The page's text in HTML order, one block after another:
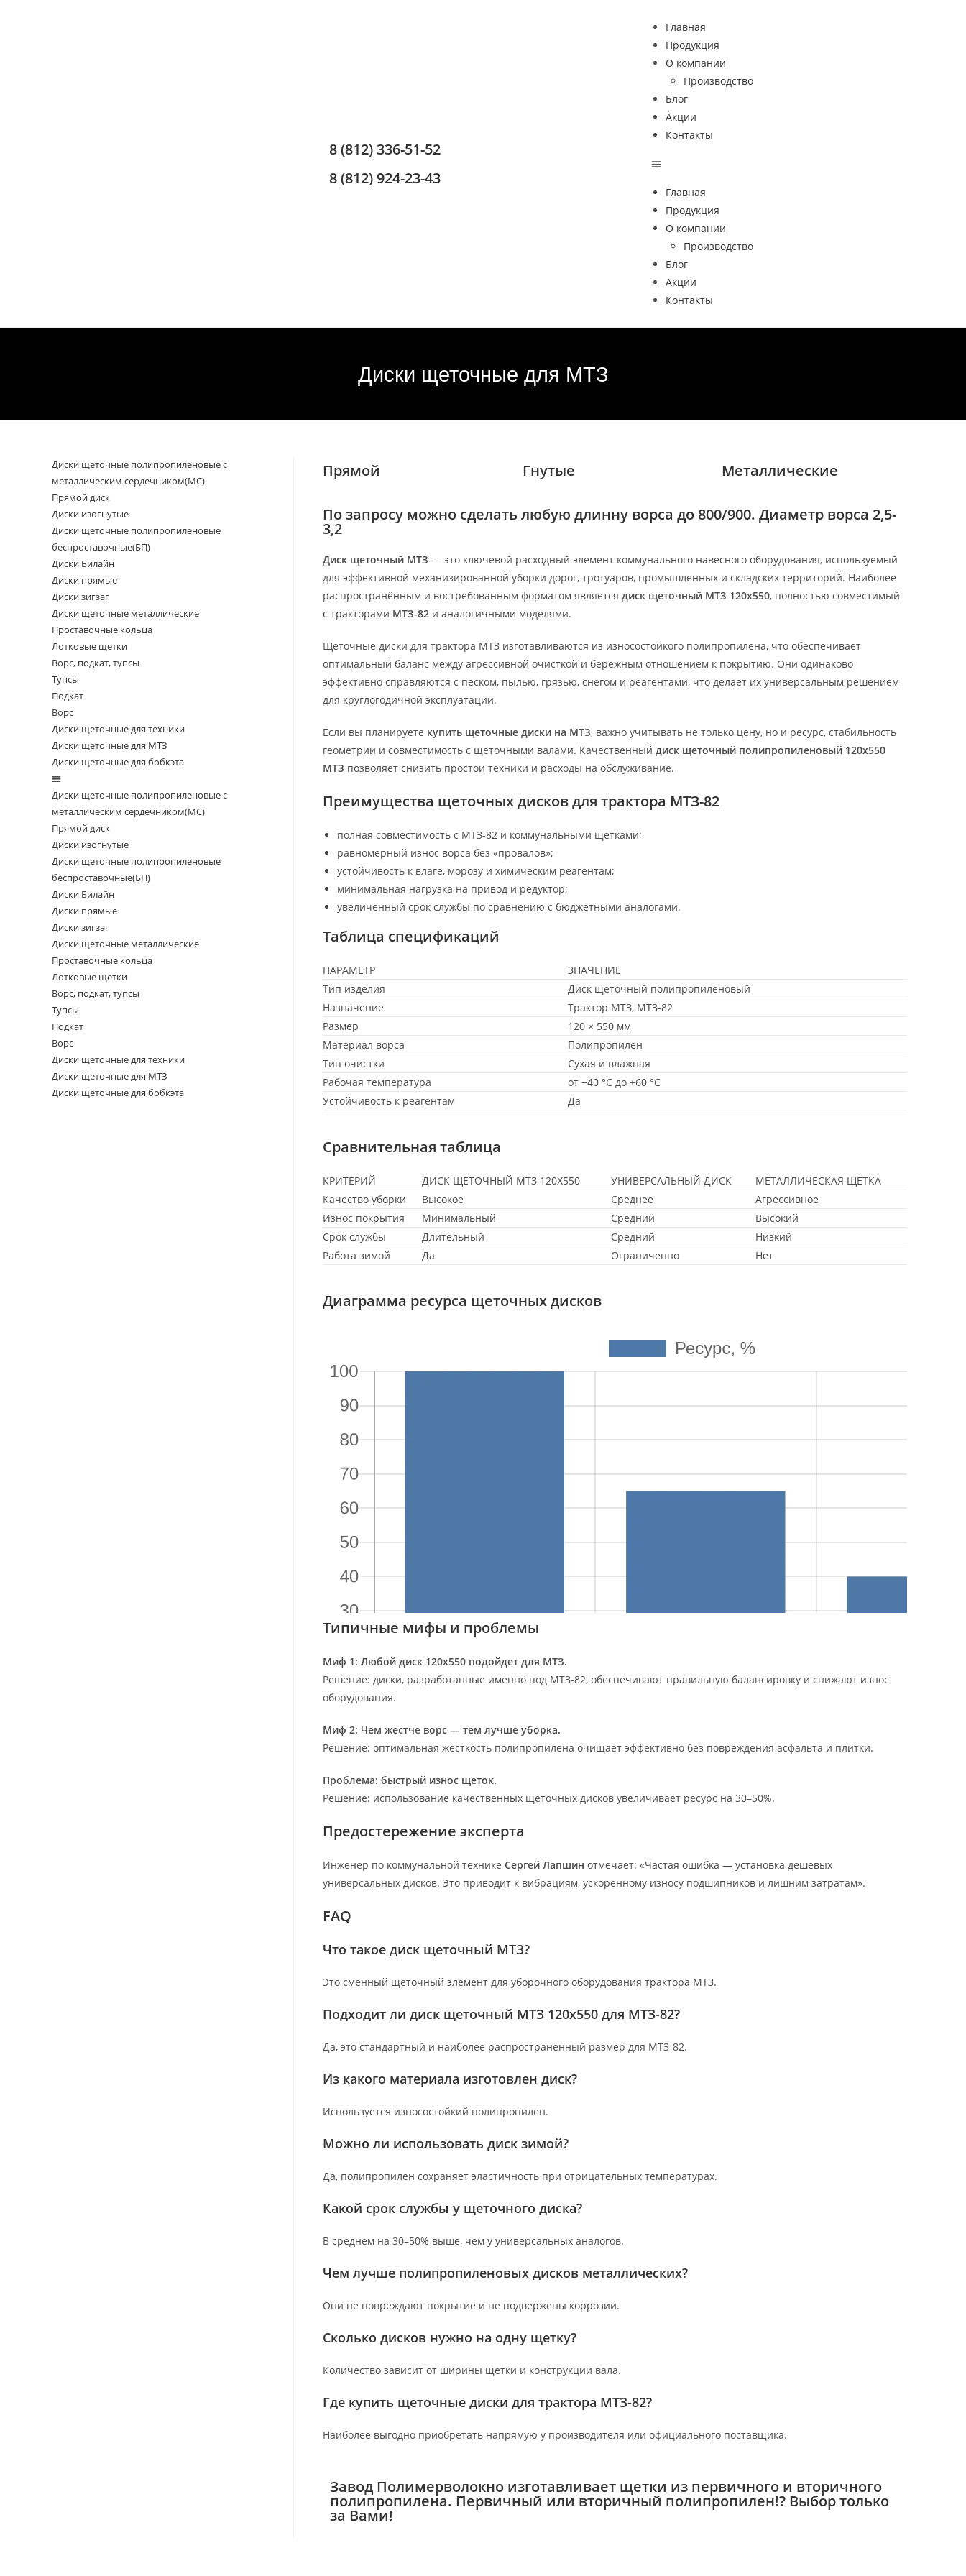
8 (812) 336-51-52
8 (812) 924-23-43
Главная
Продукция
О компании
Производство
Блог
Акции
Контакты
Главная
Продукция
О компании
Производство
Блог
Акции
Контакты
Диски щеточные для МТЗ
Прямой Гнутые Металлические
По запросу можно сделать любую длинну ворса до 800/900. Диаметр ворса 2,5-
3,2
Диск щеточный МТЗ — это ключевой расходный элемент коммунального навесного оборудования, используемый
для эффективной механизированной уборки дорог, тротуаров, промышленных и складских территорий. Наиболее
распространённым и востребованным форматом является диск щеточный МТЗ 120х550, полностью совместимый
с тракторами МТЗ-82 и аналогичными моделями.
Щеточные диски для трактора МТЗ изготавливаются из износостойкого полипропилена, что обеспечивает
оптимальный баланс между агрессивной очисткой и бережным отношением к покрытию. Они одинаково
эффективно справляются с песком, пылью, грязью, снегом и реагентами, что делает их универсальным решением
для круглогодичной эксплуатации.
Если вы планируете купить щеточные диски на МТЗ, важно учитывать не только цену, но и ресурс, стабильность
геометрии и совместимость с щеточными валами. Качественный диск щеточный полипропиленовый 120х550
МТЗ позволяет снизить простои техники и расходы на обслуживание.
Преимущества щеточных дисков для трактора МТЗ-82
полная совместимость с МТЗ-82 и коммунальными щетками;
равномерный износ ворса без «провалов»;
устойчивость к влаге, морозу и химическим реагентам;
минимальная нагрузка на привод и редуктор;
увеличенный срок службы по сравнению с бюджетными аналогами.
Таблица спецификаций
ПАРАМЕТР
ЗНАЧЕНИЕ
Тип изделия
Диск щеточный полипропиленовый
Назначение
Трактор МТЗ, МТЗ-82
Размер
120 × 550 мм
Материал ворса
Полипропилен
Тип очистки
Сухая и влажная
Рабочая температура
от −40 °C до +60 °C
Устойчивость к реагентам
Да
Сравнительная таблица
КРИТЕРИЙ ДИСК ЩЕТОЧНЫЙ МТЗ 120Х550 УНИВЕРСАЛЬНЫЙ ДИСК
МЕТАЛЛИЧЕСКАЯ ЩЕТКА
Качество уборки
Высокое Среднее
Агрессивное
Износ покрытия
Минимальный Средний
Высокий
Срок службы
Длительный Средний
Низкий
Работа зимой
Да Ограниченно Нет
Диаграмма ресурса щеточных дисков
Типичные мифы и проблемы
Миф 1: Любой диск 120х550 подойдет для МТЗ.
Решение: диски, разработанные именно под МТЗ-82, обеспечивают правильную балансировку и снижают износ
оборудования.
Миф 2: Чем жестче ворс — тем лучше уборка.
Решение: оптимальная жесткость полипропилена очищает эффективно без повреждения асфальта и плитки.
Проблема: быстрый износ щеток.
Решение: использование качественных щеточных дисков увеличивает ресурс на 30–50%.
Предостережение эксперта
Инженер по коммунальной технике Сергей Лапшин отмечает: «Частая ошибка — установка дешевых
универсальных дисков. Это приводит к вибрациям, ускоренному износу подшипников и лишним затратам».
FAQ
Что такое диск щеточный МТЗ?
Это сменный щеточный элемент для уборочного оборудования трактора МТЗ.
Подходит ли диск щеточный МТЗ 120х550 для МТЗ-82?
Да, это стандартный и наиболее распространенный размер для МТЗ-82.
Из какого материала изготовлен диск?
Используется износостойкий полипропилен.
Можно ли использовать диск зимой?
Да, полипропилен сохраняет эластичность при отрицательных температурах.
Какой срок службы у щеточного диска?
В среднем на 30–50% выше, чем у универсальных аналогов.
Чем лучше полипропиленовых дисков металлических?
Они не повреждают покрытие и не подвержены коррозии.
Сколько дисков нужно на одну щетку?
Количество зависит от ширины щетки и конструкции вала.
Где купить щеточные диски для трактора МТЗ-82?
Наиболее выгодно приобретать напрямую у производителя или официального поставщика.
Завод Полимерволокно изготавливает щетки из первичного и вторичного
полипропилена. Первичный или вторичный полипропилен!? Выбор только
за Вами!
Диски щеточные полипропиленовые с
металлическим сердечником(МС)
Прямой диск
Диски изогнутые
Диски щеточные полипропиленовые
беспроставочные(БП)
Диски Билайн
Диски прямые
Диски зигзаг
Диски щеточные металлические
Проставочные кольца
Лотковые щетки
Ворс, подкат, тупсы
Тупсы
Подкат
Ворс
Диски щеточные для техники
Диски щеточные для МТЗ
Диски щеточные для бобкэта
Диски щеточные полипропиленовые с
металлическим сердечником(МС)
Прямой диск
Диски изогнутые
Диски щеточные полипропиленовые
беспроставочные(БП)
Диски Билайн
Диски прямые
Диски зигзаг
Диски щеточные металлические
Проставочные кольца
Лотковые щетки
Ворс, подкат, тупсы
Тупсы
Подкат
Ворс
Диски щеточные для техники
Диски щеточные для МТЗ
Диски щеточные для бобкэта